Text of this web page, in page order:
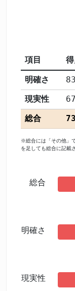
項目
明確さ
現実性
総合
※総合には「その他」
を足しても総合に記載
総合
明確さ
現実性